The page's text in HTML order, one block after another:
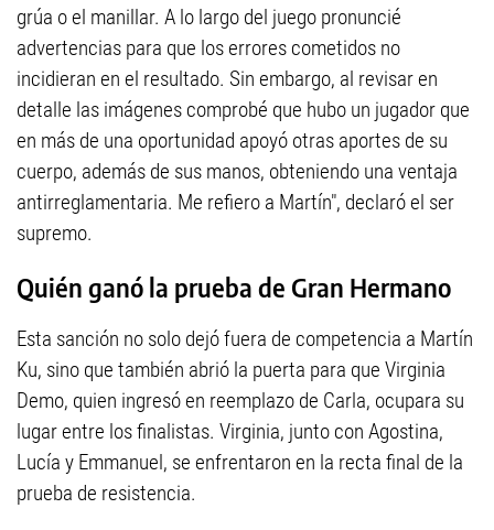
grúa o el manillar. A lo largo del juego pronuncié
advertencias para que los errores cometidos no
incidieran en el resultado. Sin embargo, al revisar en
detalle las imágenes comprobé que hubo un jugador que
en más de una oportunidad apoyó otras aportes de su
cuerpo, además de sus manos, obteniendo una ventaja
antirreglamentaria. Me refiero a Martín", declaró el ser
supremo.
Quién ganó la prueba de Gran Hermano
Esta sanción no solo dejó fuera de competencia a Martín
Ku, sino que también abrió la puerta para que Virginia
Demo, quien ingresó en reemplazo de Carla, ocupara su
lugar entre los finalistas. Virginia, junto con Agostina,
Lucía y Emmanuel, se enfrentaron en la recta final de la
prueba de resistencia.